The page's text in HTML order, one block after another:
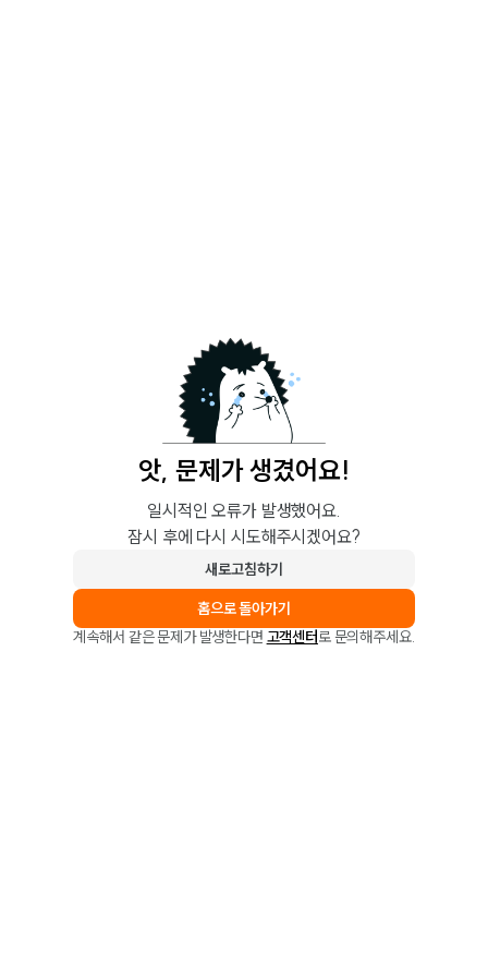
앗, 문제가 생겼어요!
일시적인 오류가 발생했어요.
잠시 후에 다시 시도해주시겠어요?
새로고침하기
홈으로 돌아가기
계속해서 같은 문제가 발생한다면 고객센터로 문의해주세요.